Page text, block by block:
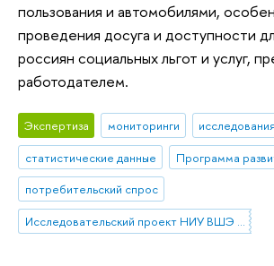
пользования и автомобилями,
проведения досуга и доступности
россиян социальных льгот и услуг,
работодателем.
Экспертиза мониторинги
статистические данные
Программа
потребительский спрос
Исследовательский проект НИУ ВШЭ «Экономическое поведение домашних хозяйств»